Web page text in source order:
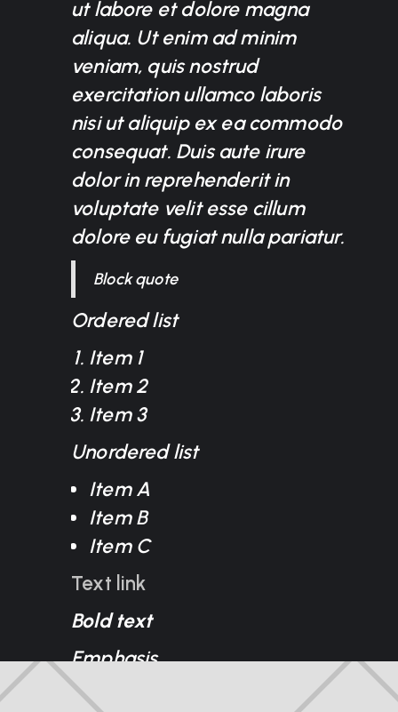
ut labore et dolore magna
aliqua. Ut enim ad minim
veniam, quis nostrud
exercitation ullamco laboris
nisi ut aliquip ex ea commodo
consequat. Duis aute irure
dolor in reprehenderit in
voluptate velit esse cillum
dolore eu fugiat nulla pariatur.
Block quote
Ordered list
Item 1
Item 2
Item 3
Unordered list
Item A
Item B
Item C
Text link
Bold text
Emphasis
Superscript